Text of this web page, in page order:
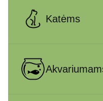
Katėms